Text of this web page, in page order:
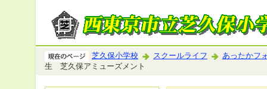
芝久保小学校 スクールライフ
あったかフ
生 芝久保アミューズメント